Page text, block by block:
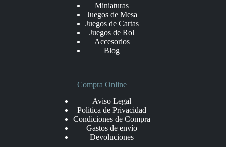
Miniaturas
Juegos de Mesa
Juegos de Cartas
Juegos de Rol
Accesorios
Blog
Compra Online
Aviso Legal
Politica de Privacidad
Condiciones de Compra
Gastos de envío
Devoluciones